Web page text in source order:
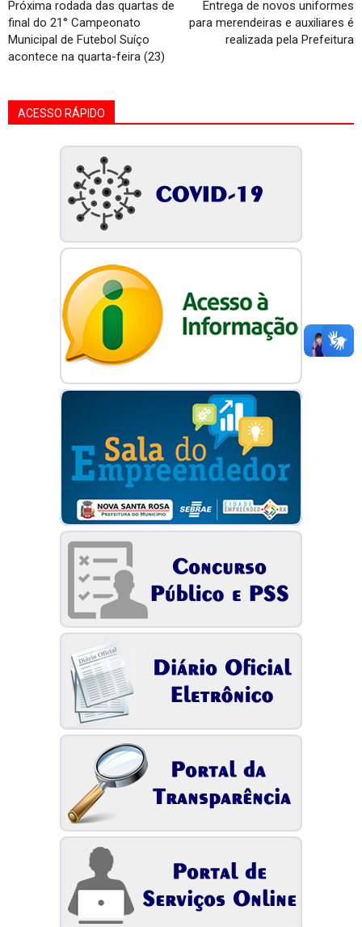
Próxima rodada das quartas de
final do 21° Campeonato
Municipal de Futebol Suíço
acontece na quarta-feira (23)
Entrega de novos uniformes
para merendeiras e auxiliares é
realizada pela Prefeitura
ACESSO RÁPIDO